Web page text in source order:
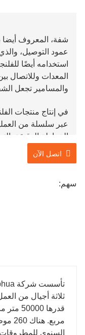
شفة، المعروف
عمود التوصيل،
استخدامه أيضًا
المعدات وللاتصال
والمسامير تجعل
عبر سلسلة من
الخراطة الدقيقة،
الجودة ورش
اتصل الآن
سهم:
ثلاثة أجيال من